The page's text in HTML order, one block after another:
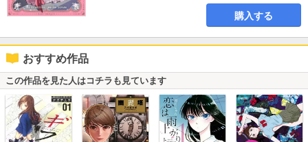
購入する
おすすめ作品
この作品を見た人はコチラも見ています